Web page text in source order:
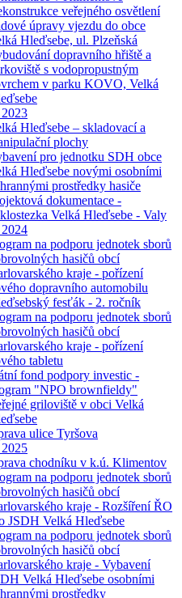
veřejného osvětlení
úpravy vjezdu do obce
Hleďsebe, ul. Plzeňská
dopravního hřiště a
s vodopropustným
v parku KOVO, Velká
Hleďsebe – skladovací a
plochy
pro jednotku SDH obce
Hleďsebe novými osobními
prostředky hasiče
dokumentace -
Velká Hleďsebe - Valy
na podporu jednotek sborů
hasičů obcí
kraje - pořízení
dopravního automobilu
fesťák - 2. ročník
na podporu jednotek sborů
hasičů obcí
kraje - pořízení
tabletu
fond podpory investic -
"NPO brownfieldy"
griloviště v obci Velká
ulice Tyršova
chodníku v k.ú. Klimentov
na podporu jednotek sborů
hasičů obcí
kraje - Rozšíření ŘO
JSDH Velká Hleďsebe
na podporu jednotek sborů
hasičů obcí
kraje - Vybavení
Velká Hleďsebe osobními
prostředky